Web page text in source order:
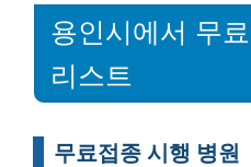
용인시에서 무
리스트
무료접종 시행 병원